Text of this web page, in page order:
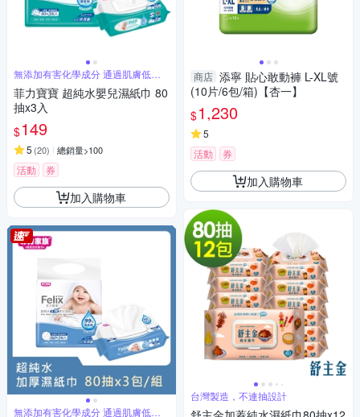
無添加有害化學成分 通過肌膚低刺
激性測試
菲力寶寶 超純水嬰兒濕紙巾 80
抽x3入
$149
5 (20) 總銷量>100
活動 券
加入購物車
無添加有害化學成分 通過肌膚低刺
商店 添寧 貼心敢動褲 L-XL號
(10片/6包/箱)【杏一】
$1,230
5
活動
券
加入購物車
台灣製造，不連抽設計